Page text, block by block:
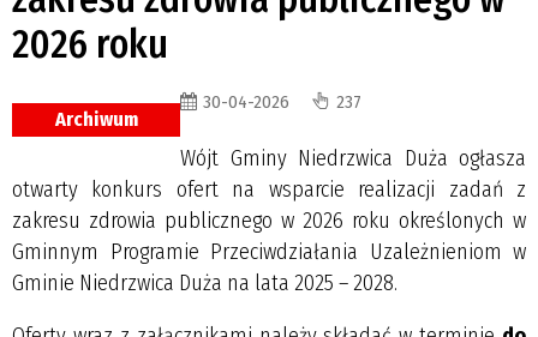
2026 roku
Archiwum
30-04-2026 237
Wójt Gminy Niedrzwica Duża ogłasza
otwarty konkurs ofert na wsparcie realizacji zadań z
zakresu zdrowia publicznego w 2026 roku określonych w
Gminnym Programie Przeciwdziałania Uzależnieniom w
Gminie Niedrzwica Duża na lata 2025 – 2028.